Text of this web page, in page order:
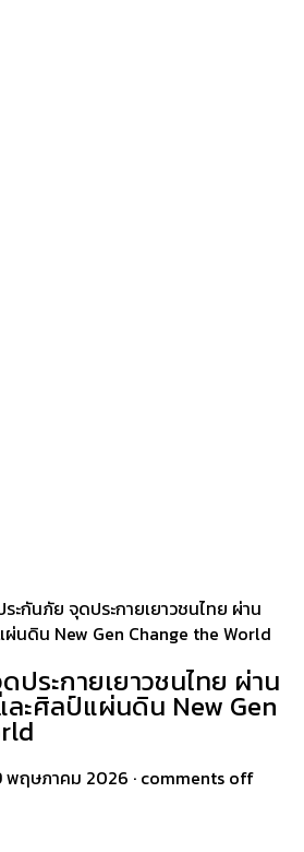
ะกันภัย จุดประกายเยาวชนไทย ผ่าน
ผ่นดิน New Gen Change the World
ระกายเยาวชนไทย ผ่าน
ละศิลป์แผ่นดิน New Gen
พฤษภาคม 2026 · comments off